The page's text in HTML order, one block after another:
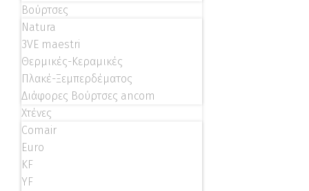
Βούρτσες
Natura
3VE maestri
Θερμικές-Κεραμικές
Πλακέ-Ξεμπερδέματος
Διάφορες Βούρτσες ancom
Χτένες
Comair
Euro
KF
YF